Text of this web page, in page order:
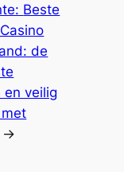
Beste
de
en veilig
→